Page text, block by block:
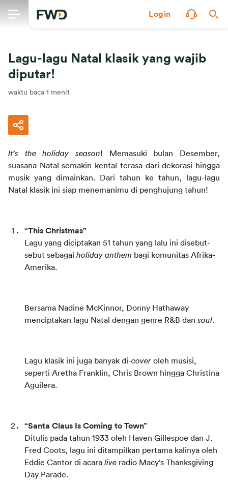
Login
Lagu-lagu Natal klasik yang wajib
diputar!
waktu baca 1 menit
It’s the holiday season! Memasuki bulan Desember,
suasana Natal semakin kental terasa dari dekorasi hingga
musik yang dimainkan. Dari tahun ke tahun, lagu-lagu
Natal klasik ini siap menemanimu di penghujung tahun!
“This Christmas”
Lagu yang diciptakan 51 tahun yang lalu ini disebut-
sebut sebagai holiday anthem bagi komunitas Afrika-
Amerika.
Bersama Nadine McKinnor, Donny Hathaway
menciptakan lagu Natal dengan genre R&B dan soul.
Lagu klasik ini juga banyak di-cover oleh musisi,
seperti Aretha Franklin, Chris Brown hingga Christina
Aguilera.
“Santa Claus Is Coming to Town”
Ditulis pada tahun 1933 oleh Haven Gillespoe dan J.
Fred Coots, lagu ini ditampilkan pertama kalinya oleh
Eddie Cantor di acara live radio Macy’s Thanksgiving
Day Parade.